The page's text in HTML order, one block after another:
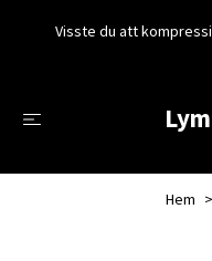
Visste du att
Hem